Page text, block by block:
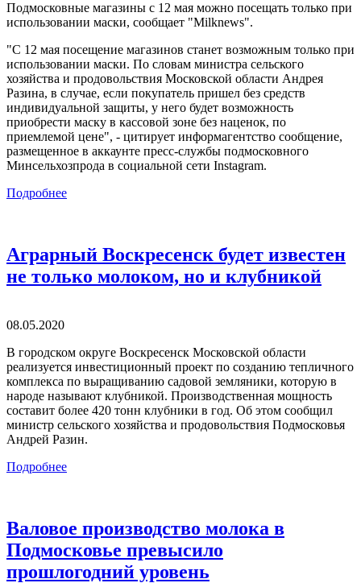
Подмосковные магазины с 12 мая можно посещать только при
использовании маски, сообщает "Milknews".
"С 12 мая посещение магазинов станет возможным только при
использовании маски. По словам министра сельского
хозяйства и продовольствия Московской области Андрея
Разина, в случае, если покупатель пришел без средств
индивидуальной защиты, у него будет возможность
приобрести маску в кассовой зоне без наценок, по
приемлемой цене", - цитирует информагентство сообщение,
размещенное в аккаунте пресс-службы подмосковного
Минсельхозпрода в социальной сети Instagram.
Подробнее
Аграрный Воскресенск будет известен
не только молоком, но и клубникой
08.05.2020
В городском округе Воскресенск Московской области
реализуется инвестиционный проект по созданию тепличного
комплекса по выращиванию садовой земляники, которую в
народе называют клубникой. Производственная мощность
составит более 420 тонн клубники в год. Об этом сообщил
министр сельского хозяйства и продовольствия Подмосковья
Андрей Разин.
Подробнее
Валовое производство молока в
Подмосковье превысило
прошлогодний уровень